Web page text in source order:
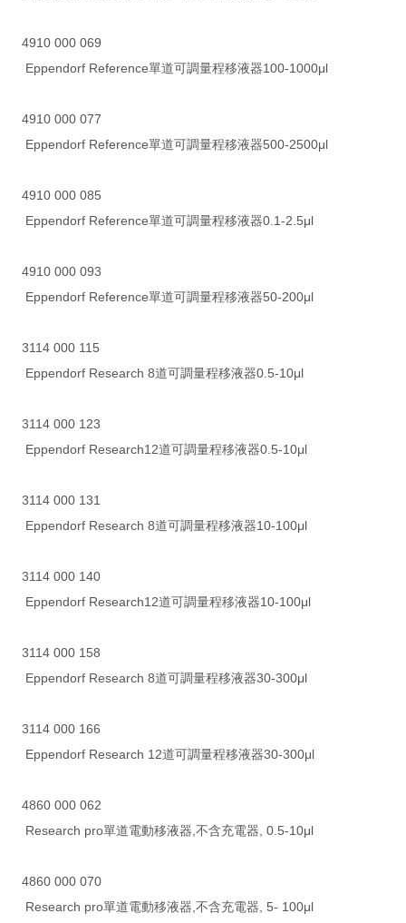
4910 000 069
Eppendorf Reference單道可調量程移液器100-1000μl
4910 000 077
Eppendorf Reference單道可調量程移液器500-2500μl
4910 000 085
Eppendorf Reference單道可調量程移液器0.1-2.5μl
4910 000 093
Eppendorf Reference單道可調量程移液器50-200μl
3114 000 115
Eppendorf Research 8道可調量程移液器0.5-10μl
3114 000 123
Eppendorf Research12道可調量程移液器0.5-10μl
3114 000 131
Eppendorf Research 8道可調量程移液器10-100μl
3114 000 140
Eppendorf Research12道可調量程移液器10-100μl
3114 000 158
Eppendorf Research 8道可調量程移液器30-300μl
3114 000 166
Eppendorf Research 12道可調量程移液器30-300μl
4860 000 062
Research pro單道電動移液器,不含充電器, 0.5-10μl
4860 000 070
Research pro單道電動移液器,不含充電器, 5- 100μl